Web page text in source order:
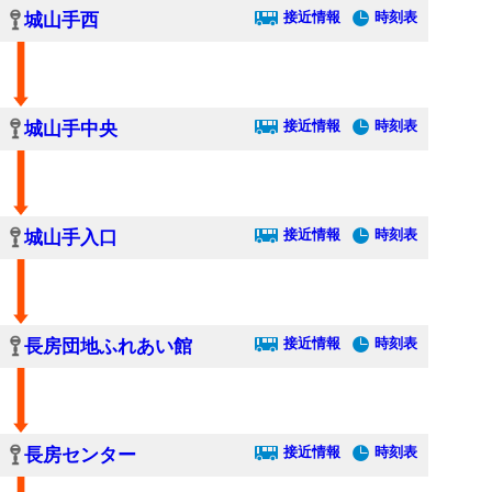
城山手西 接近情報 時刻表
城山手中央 接近情報 時刻表
城山手入口 接近情報 時刻表
長房団地ふれあい館 接近情報 時刻表
長房センター 接近情報 時刻表